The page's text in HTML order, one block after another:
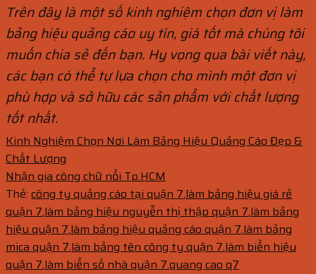
Trên đây là một số kinh nghiệm chọn đơn vị làm
bảng hiệu quảng cáo uy tín, giá tốt mà chúng tôi
muốn chia sẻ đến bạn. Hy vọng qua bài viết này,
các bạn có thể tự lựa chọn cho mình một đơn vị
phù hợp và sở hữu các sản phẩm với chất lượng
tốt nhất.
Kinh Nghiệm Chọn Nơi Làm Bảng Hiệu Quảng Cáo Đẹp &
Chất Lượng
Nhận gia công chữ nổi Tp.HCM
Thẻ: công ty quảng cáo tại quận 7,làm bảng hiệu giá rẻ
quận 7,làm bảng hiệu nguyễn thị thập quận 7,làm bảng
hiệu quận 7,làm bảng hiệu quảng cáo quận 7,làm bảng
mica quận 7,làm bảng tên công ty quận 7,làm biển hiệu
quận 7,làm biển số nhà quận 7,quang cao q7